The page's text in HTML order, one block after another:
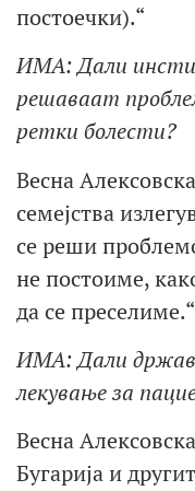
постоечки).“
ИМА: Дали
решаваат
ретки болести?
Весна
семејства
се реши
не постоиме,
да се преселиме.“
ИМА: Дали
лекување за
Весна
Бугарија и